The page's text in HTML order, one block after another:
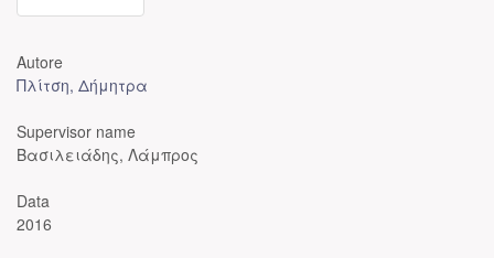
Autore
Πλίτση, Δήμητρα
Supervisor name
Βασιλειάδης, Λάμπρος
Data
2016